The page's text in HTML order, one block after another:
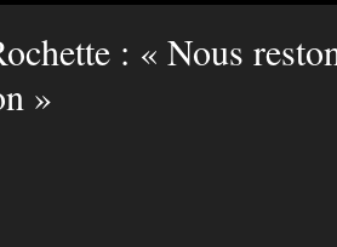
: « Nous
»